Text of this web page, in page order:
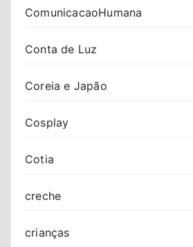
ComunicacaoHumana
Conta de Luz
Coreia e Japão
Cosplay
Cotia
creche
crianças